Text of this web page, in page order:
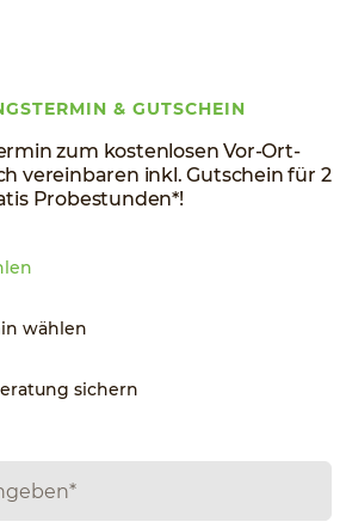
& GUTSCHEIN
zum kostenlosen Vor-Ort-
vereinbaren inkl. Gutschein für 2
Probestunden*!
wählen
sichern